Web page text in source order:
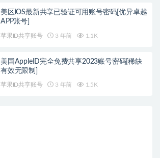
美区iOS最新共享已验证可用账号密码[优异卓越
APP账号]
苹果ID共享账号 3 年前 1.1K
美国AppleID完全免费共享2023账号密码[稀缺
有效无限制]
苹果ID共享账号 3 年前 1.5K